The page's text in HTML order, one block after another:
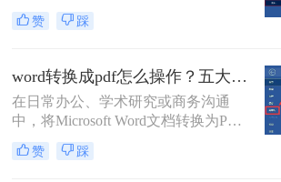
成为刚需。PDF 格式的跨平台一致
性、防篡改特性和专业外观使其成为
转换成pdf呢？本文将深入探讨多种高
效转换方法，涵盖不同场景需求，助
您轻松实现完美转换。
赞 踩
word转换成pdf怎么操作？五大方法详解！
在日常办公、学术研究或商务沟通
中，将Microsoft Word文档转换为PDF
格式已成为一项不可或缺的技能。
PDF（Portable Document Format）以
赞 踩